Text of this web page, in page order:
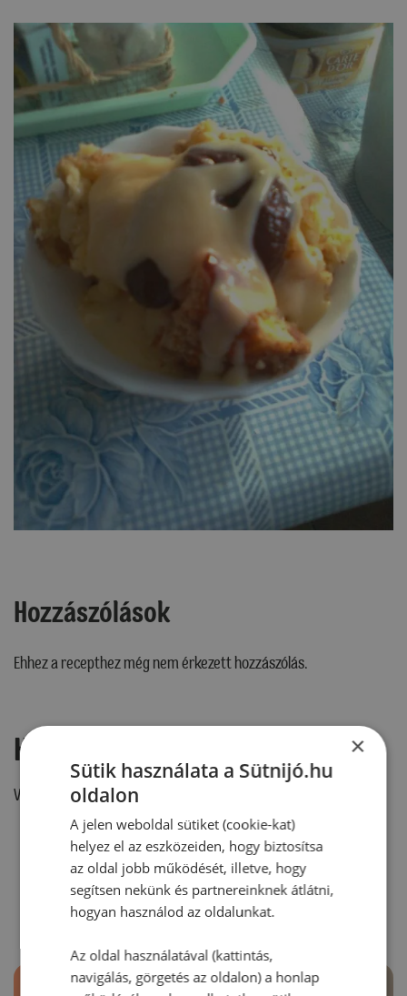
Hozzászólások
Ehhez a recepthez még nem érkezett hozzászólás.
Hozzászólás írása
Vélemény írásához, kérjük,
RECEPTAJÁNLÓ
×
Sütik használata a Sütnijó.hu
oldalon
A jelen weboldal sütiket (cookie-kat)
helyez el az eszközeiden, hogy biztosítsa
az oldal jobb működését, illetve, hogy
segítsen nekünk és partnereinknek átlátni,
hogyan használod az oldalunkat.
Az oldal használatával (kattintás,
navigálás, görgetés az oldalon) a honlap